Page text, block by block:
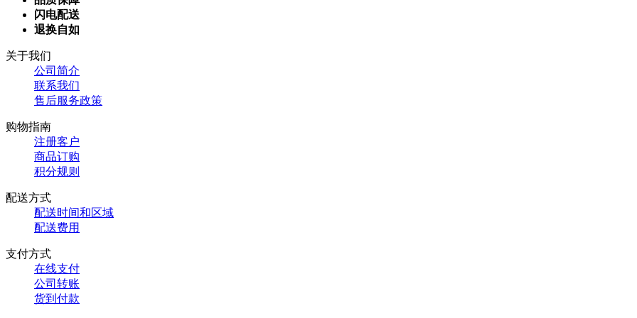
闪电配送
退换自如
关于我们
公司简介
联系我们
售后服务政策
购物指南
注册客户
商品订购
积分规则
配送方式
配送时间和区域
配送费用
支付方式
在线支付
公司转账
货到付款